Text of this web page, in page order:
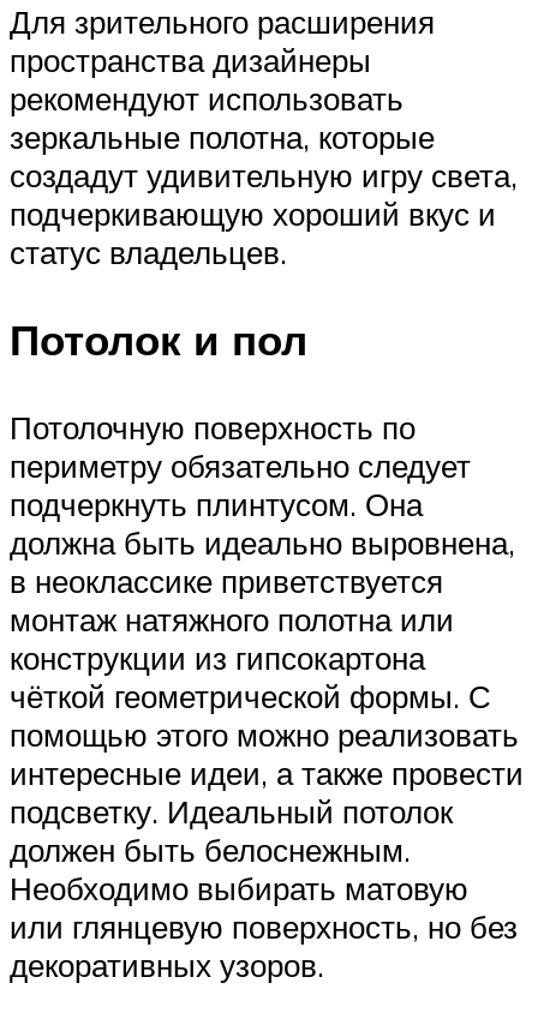
Для зрительного расширения
пространства дизайнеры
рекомендуют использовать
зеркальные полотна, которые
создадут удивительную игру света,
подчеркивающую хороший вкус и
статус владельцев.
Потолок и пол
Потолочную поверхность по
периметру обязательно следует
подчеркнуть плинтусом. Она
должна быть идеально выровнена,
в неоклассике приветствуется
монтаж натяжного полотна или
конструкции из гипсокартона
чёткой геометрической формы. С
помощью этого можно реализовать
интересные идеи, а также провести
подсветку. Идеальный потолок
должен быть белоснежным.
Необходимо выбирать матовую
или глянцевую поверхность, но без
декоративных узоров.